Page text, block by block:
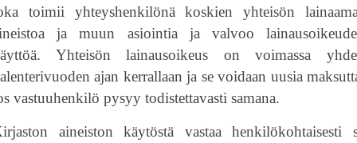
toimii yhteyshenkilönä koskien yhteisön
ja muun asiointia ja valvoo
Yhteisön lainausoikeus on voimassa
ajan kerrallaan ja se voidaan uusia
vastuuhenkilö pysyy todistettavasti samana.
aineiston käytöstä vastaa henkilökohtaisesti